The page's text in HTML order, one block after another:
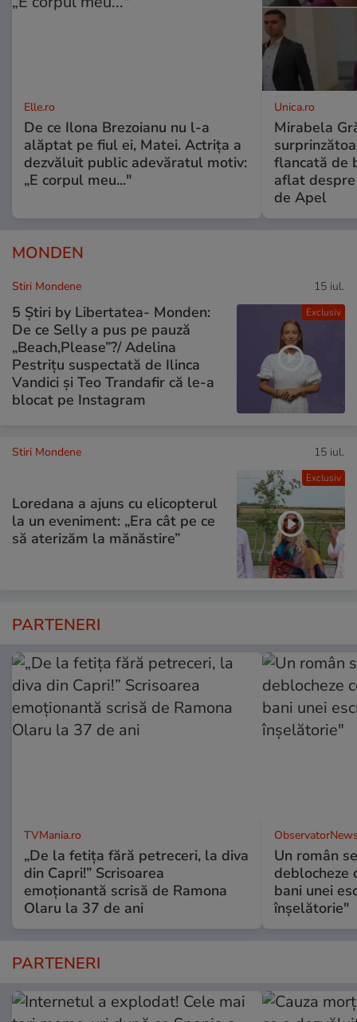
Elle.ro
De ce Ilona Brezoianu nu l-a
alăptat pe fiul ei, Matei. Actrița a
dezvăluit public adevăratul motiv:
„E corpul meu..."
Unica.ro
Mirabela
flancată de
aflat
de Apel
MONDEN
Exclusiv
Stiri Mondene 15 iul.
5 Știri by Libertatea- Monden:
De ce Selly a pus pe pauză
„Beach,Please”?/ Adelina
Pestrițu suspectată de Ilinca
Vandici și Teo Trandafir că le-a
blocat pe Instagram
Exclusiv
Stiri Mondene 15 iul.
Loredana a ajuns cu elicopterul
la un eveniment: „Era cât pe ce
să aterizăm la mănăstire”
PARTENERI
TVMania.ro
„De la fetița fără petreceri, la diva
din Capri!” Scrisoarea
emoționantă scrisă de Ramona
Olaru la 37 de ani
Un român
deblocheze
bani unei
înşelătorie"
PARTENERI